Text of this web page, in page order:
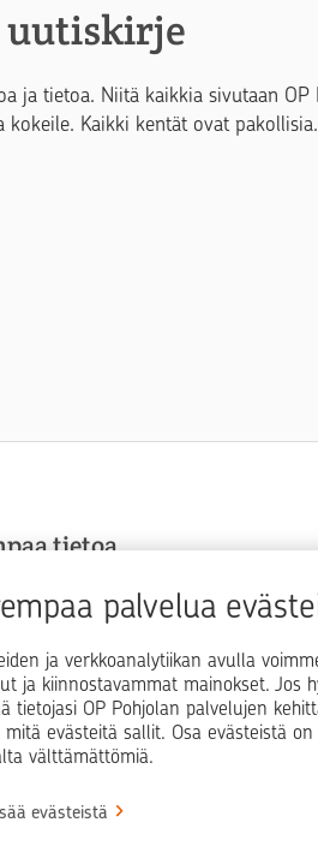
palvelua
ja verkkoanalytiikan avulla
ja kiinnostavammat mainokset. Jos
tietojasi OP Pohjolan palvelujen
mitä evästeitä sallit. Osa evästeistä
välttämättömiä.
evästeistä
uutiskirje
ja tietoa. Niitä kaikkia sivutaan
kokeile. Kaikki kentät ovat pakollisia.
tietoa
josta saat rahaa
ja